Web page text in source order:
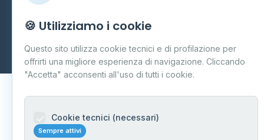
Carpi P.IVA 03859300364
Dati forniti da Ministero delle Imprese e del Made in Italy
Aggiornamento quotidiano
🍪 Utilizziamo i cookie
Questo sito utilizza cookie tecnici e di profilazione per
offrirti una migliore esperienza di navigazione. Cliccando
"Accetta" acconsenti all'uso di tutti i cookie.
Cookie tecnici (necessari)
Sempre attivi